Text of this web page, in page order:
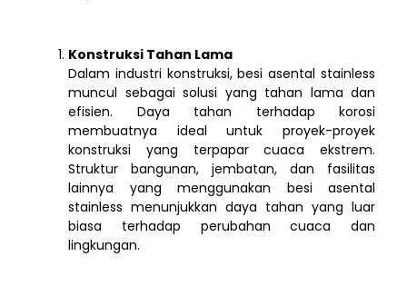
Konstruksi Tahan Lama
Dalam industri konstruksi, besi asental stainless
muncul sebagai solusi yang tahan lama dan
efisien. Daya tahan terhadap korosi
membuatnya ideal untuk proyek-proyek
konstruksi yang terpapar cuaca ekstrem.
Struktur bangunan, jembatan, dan fasilitas
lainnya yang menggunakan besi asental
stainless menunjukkan daya tahan yang luar
biasa terhadap perubahan cuaca dan
lingkungan.